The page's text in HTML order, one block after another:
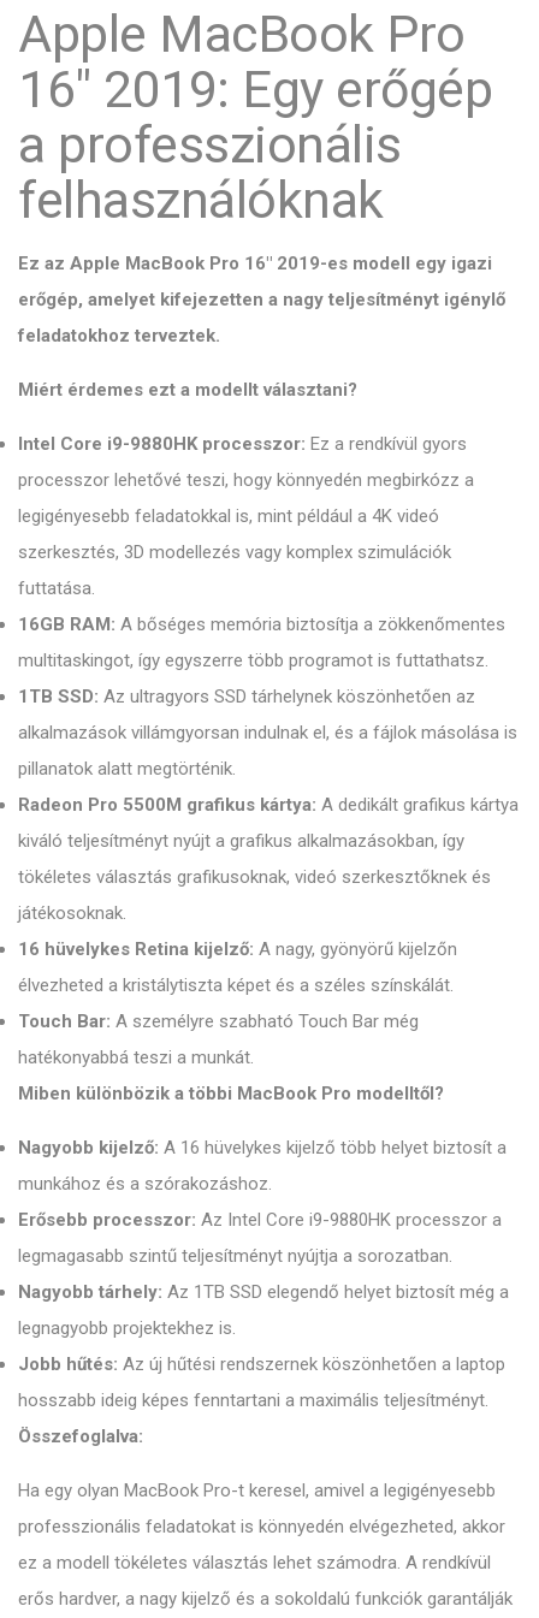
Apple MacBook Pro
16" 2019: Egy erőgép
a professzionális
felhasználóknak
Ez az Apple MacBook Pro 16" 2019-es modell egy igazi
erőgép, amelyet kifejezetten a nagy teljesítményt igénylő
feladatokhoz terveztek.
Miért érdemes ezt a modellt választani?
Intel Core i9-9880HK processzor: Ez a rendkívül gyors
processzor lehetővé teszi, hogy könnyedén megbirkózz a
legigényesebb feladatokkal is, mint például a 4K videó
szerkesztés, 3D modellezés vagy komplex szimulációk
futtatása.
16GB RAM: A bőséges memória biztosítja a zökkenőmentes
multitaskingot, így egyszerre több programot is futtathatsz.
1TB SSD: Az ultragyors SSD tárhelynek köszönhetően az
alkalmazások villámgyorsan indulnak el, és a fájlok másolása is
pillanatok alatt megtörténik.
Radeon Pro 5500M grafikus kártya: A dedikált grafikus kártya
kiváló teljesítményt nyújt a grafikus alkalmazásokban, így
tökéletes választás grafikusoknak, videó szerkesztőknek és
játékosoknak.
16 hüvelykes Retina kijelző: A nagy, gyönyörű kijelzőn
élvezheted a kristálytiszta képet és a széles színskálát.
Touch Bar: A személyre szabható Touch Bar még
hatékonyabbá teszi a munkát.
Miben különbözik a többi MacBook Pro modelltől?
Nagyobb kijelző: A 16 hüvelykes kijelző több helyet biztosít a
munkához és a szórakozáshoz.
Erősebb processzor: Az Intel Core i9-9880HK processzor a
legmagasabb szintű teljesítményt nyújtja a sorozatban.
Nagyobb tárhely: Az 1TB SSD elegendő helyet biztosít még a
legnagyobb projektekhez is.
Jobb hűtés: Az új hűtési rendszernek köszönhetően a laptop
hosszabb ideig képes fenntartani a maximális teljesítményt.
Összefoglalva:
Ha egy olyan MacBook Pro-t keresel, amivel a legigényesebb
professzionális feladatokat is könnyedén elvégezheted, akkor
ez a modell tökéletes választás lehet számodra. A rendkívül
erős hardver, a nagy kijelző és a sokoldalú funkciók garantálják